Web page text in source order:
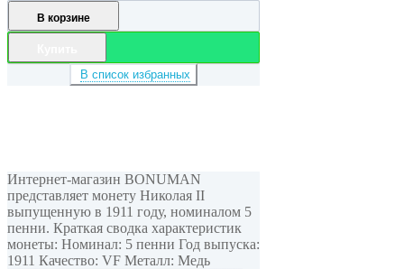
В корзине
В список избранных
Интернет-магазин BONUMAN
представляет монету Николая II
выпущенную в 1911 году, номиналом 5
пенни. Краткая сводка характеристик
монеты: Номинал: 5 пенни Год выпуска:
1911 Качество: VF Металл: Медь